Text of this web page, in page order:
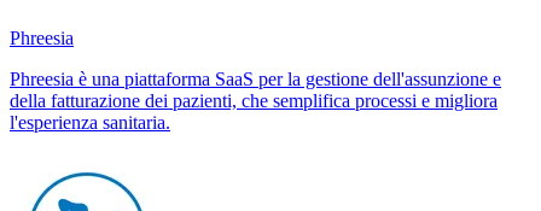
Phreesia
Phreesia è una piattaforma SaaS per la gestione dell'assunzione e
della fatturazione dei pazienti, che semplifica processi e migliora
l'esperienza sanitaria.